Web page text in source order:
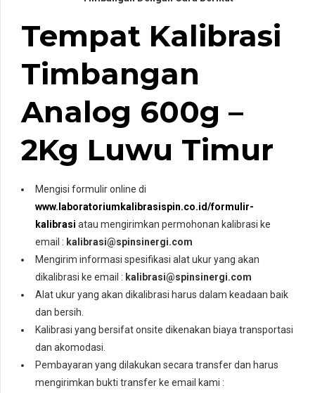
Tempat Kalibrasi
Timbangan
Analog 600g –
2Kg Luwu Timur
Mengisi formulir online di
www.laboratoriumkalibrasispin.co.id/formulir-
kalibrasi atau mengirimkan permohonan kalibrasi ke
email : kalibrasi@spinsinergi.com
Mengirim informasi spesifikasi alat ukur yang akan
dikalibrasi ke email : kalibrasi@spinsinergi.com
Alat ukur yang akan dikalibrasi harus dalam keadaan baik
dan bersih.
Kalibrasi yang bersifat onsite dikenakan biaya transportasi
dan akomodasi.
Pembayaran yang dilakukan secara transfer dan harus
mengirimkan bukti transfer ke email kami :